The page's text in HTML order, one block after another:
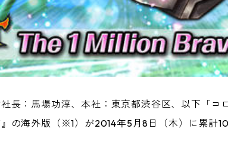
長：馬場功淳、本社：東京都渋谷区、以下「コ
』の海外版（※1）が2014年5月8日（木）に累計